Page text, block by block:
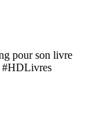
pour son livre
#HDLivres